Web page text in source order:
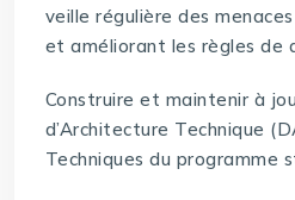
veille régulière des
et améliorant les règles de
Construire et maintenir à
d’Architecture Technique
Techniques du programme